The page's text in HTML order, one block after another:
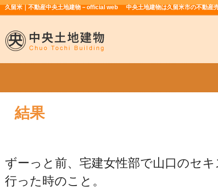
久留米｜不動産中央土地建物－official web 中央土地建物は久留米市の不動産
結果
ずーっと前、宅建女性部で山口のセ
行った時のこと。